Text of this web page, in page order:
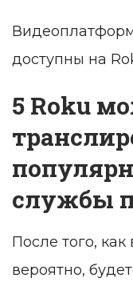
доступны на
5 Roku
службы
После того,
вероятно,